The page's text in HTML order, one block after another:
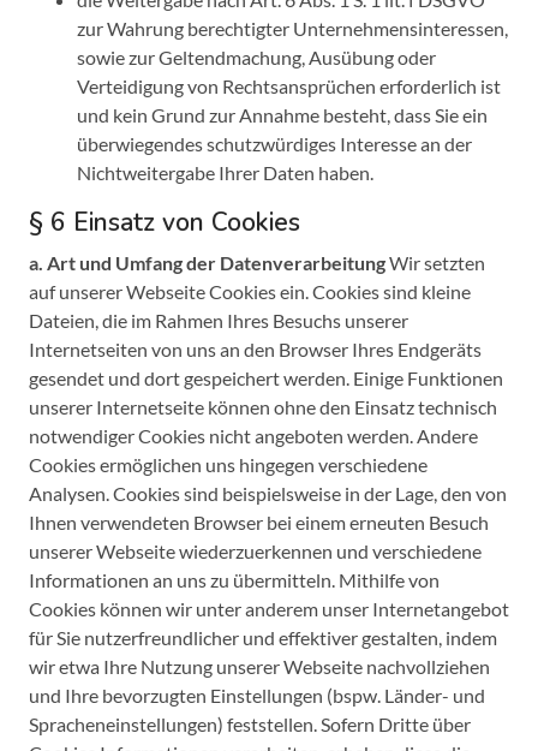
zur Wahrung berechtigter Unternehmensinteressen,
sowie zur Geltendmachung, Ausübung oder
Verteidigung von Rechtsansprüchen erforderlich ist
und kein Grund zur Annahme besteht, dass Sie ein
überwiegendes schutzwürdiges Interesse an der
Nichtweitergabe Ihrer Daten haben.
§ 6 Einsatz von Cookies
a. Art und Umfang der DatenverarbeitungWir setzten
auf unserer Webseite Cookies ein. Cookies sind kleine
Dateien, die im Rahmen Ihres Besuchs unserer
Internetseiten von uns an den Browser Ihres Endgeräts
gesendet und dort gespeichert werden. Einige Funktionen
unserer Internetseite können ohne den Einsatz technisch
notwendiger Cookies nicht angeboten werden. Andere
Cookies ermöglichen uns hingegen verschiedene
Analysen. Cookies sind beispielsweise in der Lage, den von
Ihnen verwendeten Browser bei einem erneuten Besuch
unserer Webseite wiederzuerkennen und verschiedene
Informationen an uns zu übermitteln. Mithilfe von
Cookies können wir unter anderem unser Internetangebot
für Sie nutzerfreundlicher und effektiver gestalten, indem
wir etwa Ihre Nutzung unserer Webseite nachvollziehen
und Ihre bevorzugten Einstellungen (bspw. Länder- und
Spracheneinstellungen) feststellen. Sofern Dritte über